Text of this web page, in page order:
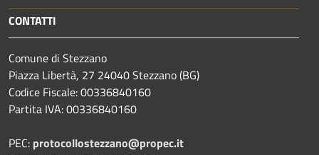
CONTATTI
Comune di Stezzano
Piazza Libertà, 27 24040 Stezzano (BG)
Codice Fiscale: 00336840160
Partita IVA: 00336840160
PEC: protocollostezzano@propec.it